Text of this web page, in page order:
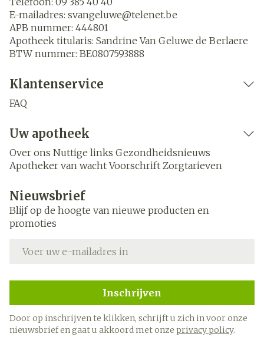
E-mailadres: svangeluwe@telenet.be
APB nummer: 444801
Apotheek titularis: Sandrine Van Geluwe de Berlaere
BTW nummer: BE0807593888
Klantenservice
FAQ
Uw apotheek
Over ons Nuttige links Gezondheidsnieuws
Apotheker van wacht Voorschrift Zorgtarieven
Nieuwsbrief
Blijf op de hoogte van nieuwe producten en
promoties
Inschrijven
Door op inschrijven te klikken, schrijft u zich in voor onze
nieuwsbrief en gaat u akkoord met onze privacy policy.